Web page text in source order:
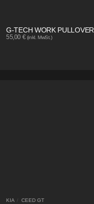
G-TECH WORK PULLOVER
55,00 € (inkl. MwSt.)
KIA / CEED GT